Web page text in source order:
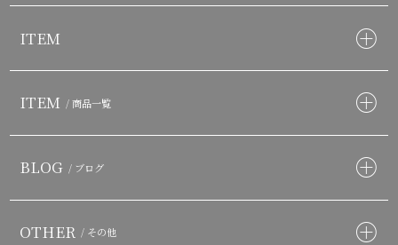
ITEM
ITEM / 商品一覧
BLOG / ブログ
OTHER / その他